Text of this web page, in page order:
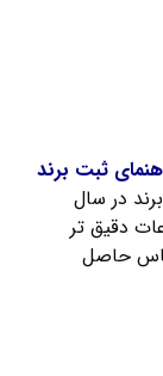
ثبت برند
در سال
دقیق تر
حاصل